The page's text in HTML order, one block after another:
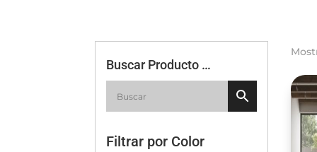
Buscar Producto …
Filtrar por Color